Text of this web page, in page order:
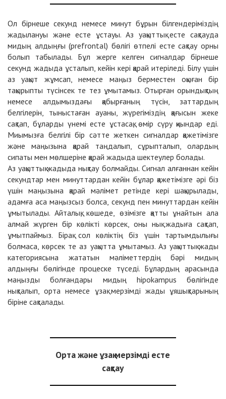
Ол бірнеше секунд немесе минут бұрын білгендеріміздің
жадылануы және есте ұстауы. Аз уақыттық есте сақтауда
мидың алдыңғы (prefrontal) бөлігі өтпелі есте сақтау орны
болып табылады. Бұл жерге келген сигналдар бірнеше
секунд жадыда ұсталып, кейін кері қарай итеріледі. Білу үшін
аз уақыт жұмсап, немесе маңыз берместен оқыған бір
тақырыпты түсінсек те тез ұмытамыз. Отырған орындықтың
немесе алдымыздағы қабырғаның түсін, заттардың
белгілерін, тыныстаған ауаны, жүрегіміздің қағысын жеке
сақтап, бұларды үнемі есте ұстасақ, өмір сүру қиындар еді.
Миымызға белгілі бір сәтте жеткен сигналдар қажетімізге
және маңызына қарай таңдалып, сұрыпталып, олардың
сипаты мен мөлшеріне қарай жадыда шектеулер болады.
Аз уақыттық жадыда нықтау болмайды. Сигнал алғаннан кейін
секундтар мен минуттардан кейін бұлар қажетімізге әрі біз
үшін маңызына қарай мәлімет ретінде кері шақырылады,
адамға аса маңызсыз болса, секунд пен минуттардан кейін
ұмытылады. Айталық, көшеде, өзімізге қатты ұнайтын ала
алмай жүрген бір көлікті көрсек, оны нық жадыға сақтап,
ұмытпаймыз. Бірақ сол көліктің біз үшін тартымдылығы
болмаса, көрсек те аз уақытта ұмытамыз. Аз уақыттық жады
категориясына жататын мәліметтердің бәрі мидың
алдыңғы бөлігінде процеске түседі. Бұлардың арасында
маңызды болғандары мидың hipokampus бөлігінде
нықталып, орта немесе ұзақ мерзімді жады ұяшықтарының
біріне сақталады.
Орта және ұзақ мерзімді есте
сақтау